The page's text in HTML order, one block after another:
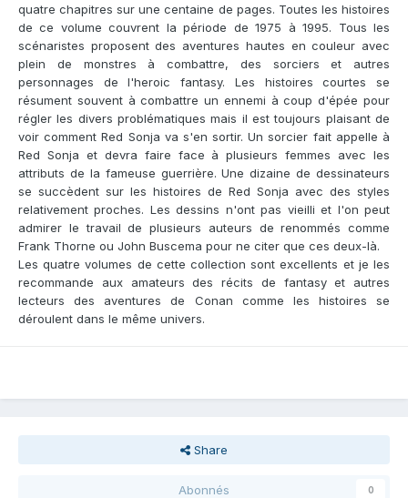
quatre chapitres sur une centaine de pages. Toutes les histoires
de ce volume couvrent la période de 1975 à 1995. Tous les
scénaristes proposent des aventures hautes en couleur avec
plein de monstres à combattre, des sorciers et autres
personnages de l'heroic fantasy. Les histoires courtes se
résument souvent à combattre un ennemi à coup d'épée pour
régler les divers problématiques mais il est toujours plaisant de
voir comment Red Sonja va s'en sortir. Un sorcier fait appelle à
Red Sonja et devra faire face à plusieurs femmes avec les
attributs de la fameuse guerrière. Une dizaine de dessinateurs
se succèdent sur les histoires de Red Sonja avec des styles
relativement proches. Les dessins n'ont pas vieilli et l'on peut
admirer le travail de plusieurs auteurs de renommés comme
Frank Thorne ou John Buscema pour ne citer que ces deux-là.
Les quatre volumes de cette collection sont excellents et je les
recommande aux amateurs des récits de fantasy et autres
lecteurs des aventures de Conan comme les histoires se
déroulent dans le même univers.
Share
Abonnés 0